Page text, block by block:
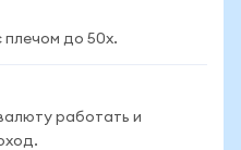
плечом до 50x.
работать и